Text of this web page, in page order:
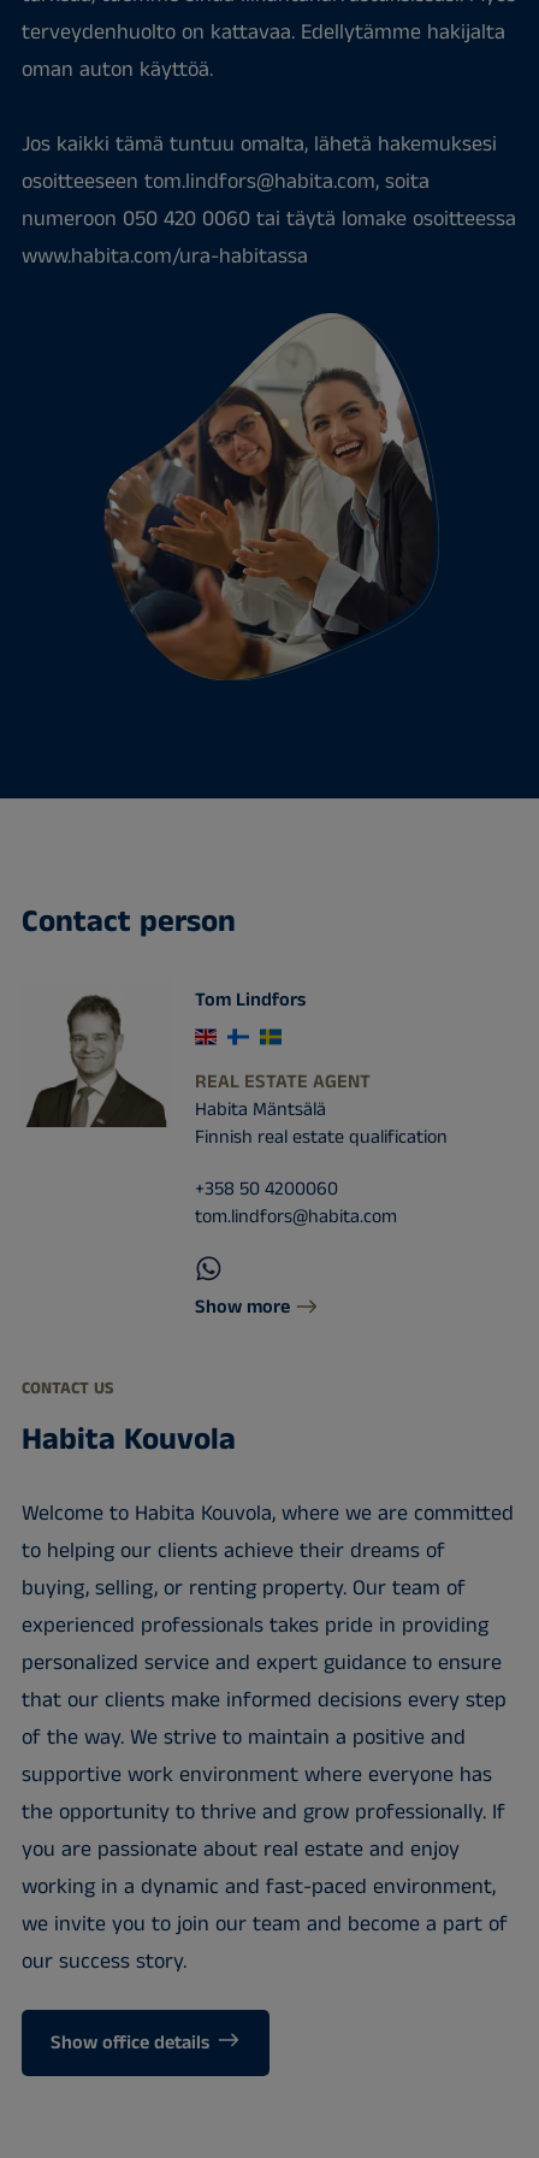
terveydenhuolto on kattavaa. Edellytämme hakijalta
oman auton käyttöä.
Jos kaikki tämä tuntuu omalta, lähetä hakemuksesi
osoitteeseen tom.lindfors@habita.com, soita
numeroon 050 420 0060 tai täytä lomake osoitteessa
www.habita.com/ura-habitassa
Contact person
Tom Lindfors
REAL ESTATE AGENT
Habita Mäntsälä
Finnish real estate qualification
+358 50 4200060
tom.lindfors@habita.com
Show more
CONTACT US
Habita Kouvola
Welcome to Habita Kouvola, where we are committed
to helping our clients achieve their dreams of
buying, selling, or renting property. Our team of
experienced professionals takes pride in providing
personalized service and expert guidance to ensure
that our clients make informed decisions every step
of the way. We strive to maintain a positive and
supportive work environment where everyone has
the opportunity to thrive and grow professionally. If
you are passionate about real estate and enjoy
working in a dynamic and fast-paced environment,
we invite you to join our team and become a part of
our success story.
Show office details